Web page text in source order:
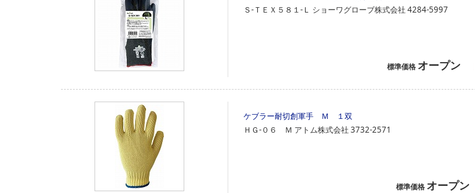
Ｓ‐ＴＥＸ５８１‐Ｌ ショーワグローブ株式会社 4284-5997
標準価格 オープン
ケブラー耐切創軍手 Ｍ １双
ＨＧ‐０６ Ｍ アトム株式会社 3732-2571
標準価格 オープン